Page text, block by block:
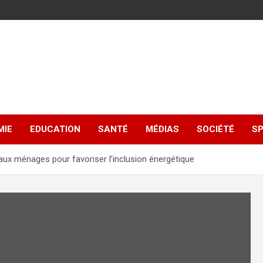
EDUCATION SANTÉ MÉDIAS SOCIÉTÉ
ménages pour favoriser l’inclusion énergétique